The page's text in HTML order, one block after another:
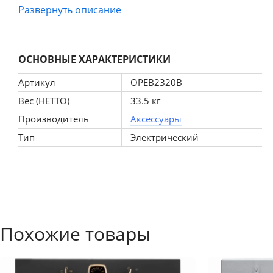
изменением высоты установки. Противень с эмалью лёгкой очистки,
Длина шнура: 1,6м.
Развернуть описание
ОСНОВНЫЕ ХАРАКТЕРИСТИКИ
Артикул
OPEB2320B
Вес (НЕТТО)
33.5 кг
Производитель
Аксессуары
Тип
Электрический
Похожие товары